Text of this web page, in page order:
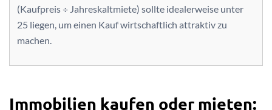
(Kaufpreis ÷ Jahreskaltmiete) sollte idealerweise unter
25 liegen, um einen Kauf wirtschaftlich attraktiv zu
machen.
Immobilien kaufen oder mieten: